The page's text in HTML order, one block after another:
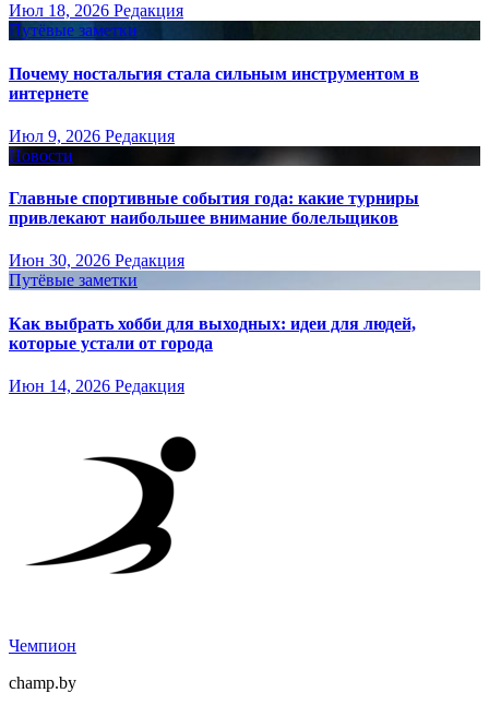
Июл 18, 2026 Редакция
Путёвые заметки
Почему ностальгия стала сильным инструментом в
интернете
Июл 9, 2026 Редакция
Новости
Главные спортивные события года: какие турниры
привлекают наибольшее внимание болельщиков
Июн 30, 2026 Редакция
Путёвые заметки
Как выбрать хобби для выходных: идеи для людей,
которые устали от города
Июн 14, 2026 Редакция
Чемпион
champ.by